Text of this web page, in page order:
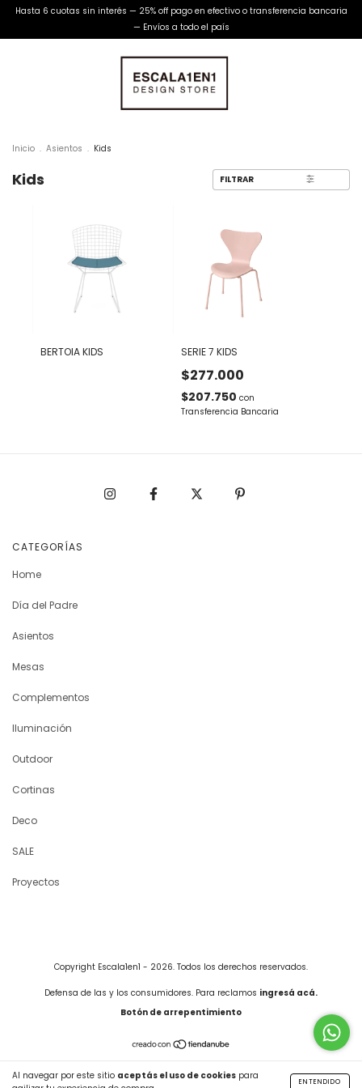
Hasta 6 cuotas sin interés — 25% off pago en efectivo o transferencia bancaria
— Envíos a todo el país
Al navegar por este sitio aceptás el uso de cookies para
ENTENDIDO
Inicio . Asientos . Kids
Kids FILTRAR
BERTOIA KIDS SERIE 7 KIDS
$277.000
$207.750 con
Transferencia Bancaria
CATEGORÍAS
Home
Día del Padre
Asientos
Mesas
Complementos
Iluminación
Outdoor
Cortinas
Deco
SALE
Proyectos
Copyright Escala1en1 - 2026. Todos los derechos reservados.
Defensa de las y los consumidores. Para reclamos ingresá acá.
Botón de arrepentimiento